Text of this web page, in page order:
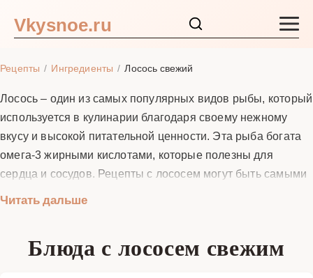
Vkysnoe.ru
Основные блюда
Супы
Ингредиенты
Блог
Рецепты Ингредиенты Лосось свежий
Лосось – один из самых популярных видов рыбы, который
используется в кулинарии благодаря своему нежному
вкусу и высокой питательной ценности. Эта рыба богата
омега-3 жирными кислотами, которые полезны для
сердца и сосудов. Рецепты с лососем могут быть самыми
для праздничного стола. Лосось можно жарить, запекать,
суши. В этом разделе вы найдете лучшие рецепты с
Читать дальше
Блюда с лососем свежим